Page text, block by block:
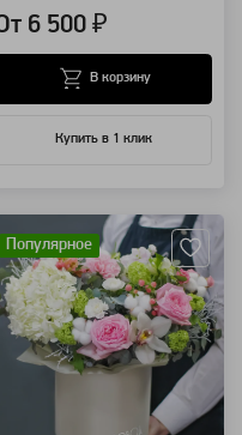
6 500 ₽
Купить в 1 клик
В корзину
Популярное